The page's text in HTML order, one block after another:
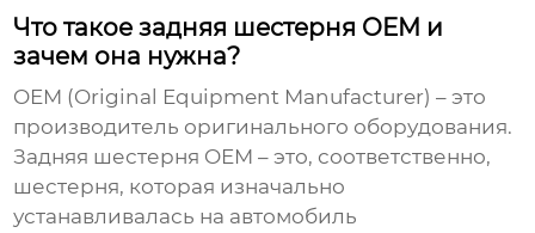
Что такое задняя шестерня OEM и
зачем она нужна?
OEM (Original Equipment Manufacturer) – это
производитель оригинального оборудования.
Задняя шестерня OEM – это, соответственно,
шестерня, которая изначально
устанавливалась на автомобиль